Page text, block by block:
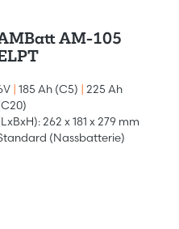
AM-105
185 Ah (C5)
225 Ah
262 x 181 x 279 mm
(Nassbatterie)